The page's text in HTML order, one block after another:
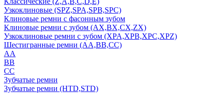
Узкоклиновые (SPZ,SPA,SPB,SPC)
Клиновые ремни с фасонным зубом
Клиновые ремни с зубом (AX,BX,CX,ZX)
Узкоклиновые ремни с зубом (XPA,XPB,XPC,XPZ)
Шестигранные ремни (AA,BB,CC)
AA
BB
CC
Зубчатые ремни
Зубчатые ремни (HTD,STD)